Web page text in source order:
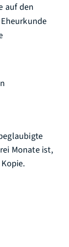
auf den
Monate ist,